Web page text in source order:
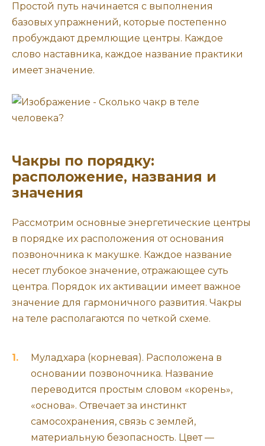
Простой путь начинается с выполнения
базовых упражнений, которые постепенно
пробуждают дремлющие центры. Каждое
слово наставника, каждое название практики
имеет значение.
Чакры по порядку:
расположение, названия и
значения
Рассмотрим основные энергетические центры
в порядке их расположения от основания
позвоночника к макушке. Каждое название
несет глубокое значение, отражающее суть
центра. Порядок их активации имеет важное
значение для гармоничного развития. Чакры
на теле располагаются по четкой схеме.
Муладхара (корневая). Расположена в
основании позвоночника. Название
переводится простым словом «корень»,
«основа». Отвечает за инстинкт
самосохранения, связь с землей,
материальную безопасность. Цвет —